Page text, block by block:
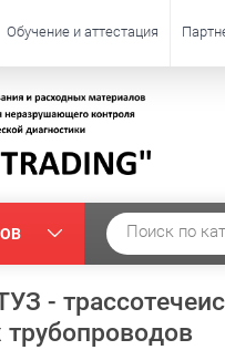
Обучение и аттестация
-